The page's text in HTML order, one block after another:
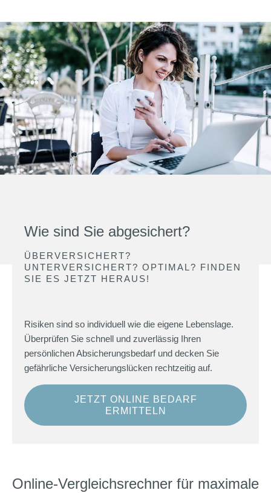
Wie sind Sie abgesichert?
ÜBERVERSICHERT?
UNTERVERSICHERT? OPTIMAL? FINDEN
SIE ES JETZT HERAUS!
Risiken sind so individuell wie die eigene Lebenslage.
Überprüfen Sie schnell und zuverlässig Ihren
persönlichen Absicherungsbedarf und decken Sie
gefährliche Versicherungslücken rechtzeitig auf.
JETZT ONLINE BEDARF
ERMITTELN
Online-Vergleichsrechner für maximale